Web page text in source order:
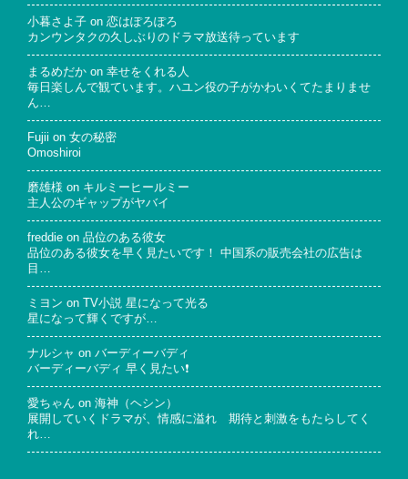
小暮さよ子 on 恋はぽろぽろ
カンウンタクの久しぶりのドラマ放送待っています
まるめだか on 幸せをくれる人
毎日楽しんで観ています。ハユン役の子がかわいくてたまりませ
ん…
Fujii on 女の秘密
Omoshiroi
磨雄様 on キルミーヒールミー
主人公のギャップがヤバイ
freddie on 品位のある彼女
品位のある彼女を早く見たいです！ 中国系の販売会社の広告は
目…
ミヨン on
TV小説 星になって光る
星になって輝くですが…
ナルシャ on バーディーバディ
バーディーバディ 早く見たい❗
愛ちゃん on 海神（ヘシン）
展開していくドラマが、情感に溢れ 期待と刺激をもたらしてく
れ…